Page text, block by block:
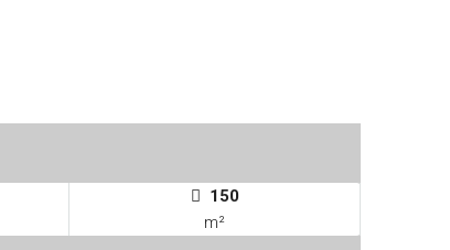
150
m²